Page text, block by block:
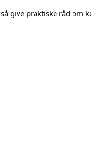
give praktiske råd om